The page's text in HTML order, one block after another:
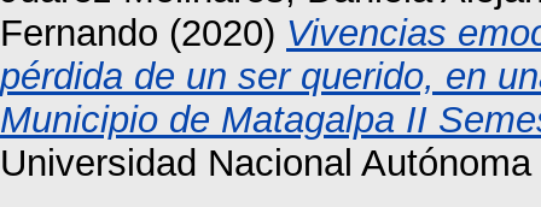
Fernando (2020) Vivencias
pérdida de un ser querido, en
Municipio de Matagalpa II
Universidad Nacional